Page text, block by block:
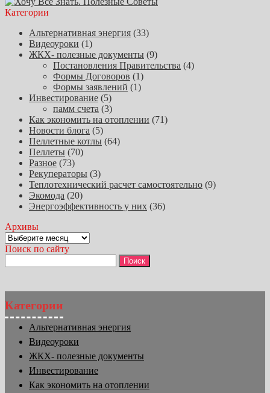
Категории
Альтернативная энергия (33)
Видеоуроки (1)
ЖКХ- полезные документы (9)
Постановления Правительства (4)
Формы Договоров (1)
Формы заявлений (1)
Инвестирование (5)
памм счета (3)
Как экономить на отоплении (71)
Новости блога (5)
Пеллетные котлы (64)
Пеллеты (70)
Разное (73)
Рекуператоры (3)
Теплотехнический расчет самостоятельно (9)
Экомода (20)
Энергоэффективность у них (36)
Архивы
Архивы
Поиск по сайту
Категории
Альтернативная энергия
Видеоуроки
ЖКХ- полезные документы
Инвестирование
Как экономить на отоплении